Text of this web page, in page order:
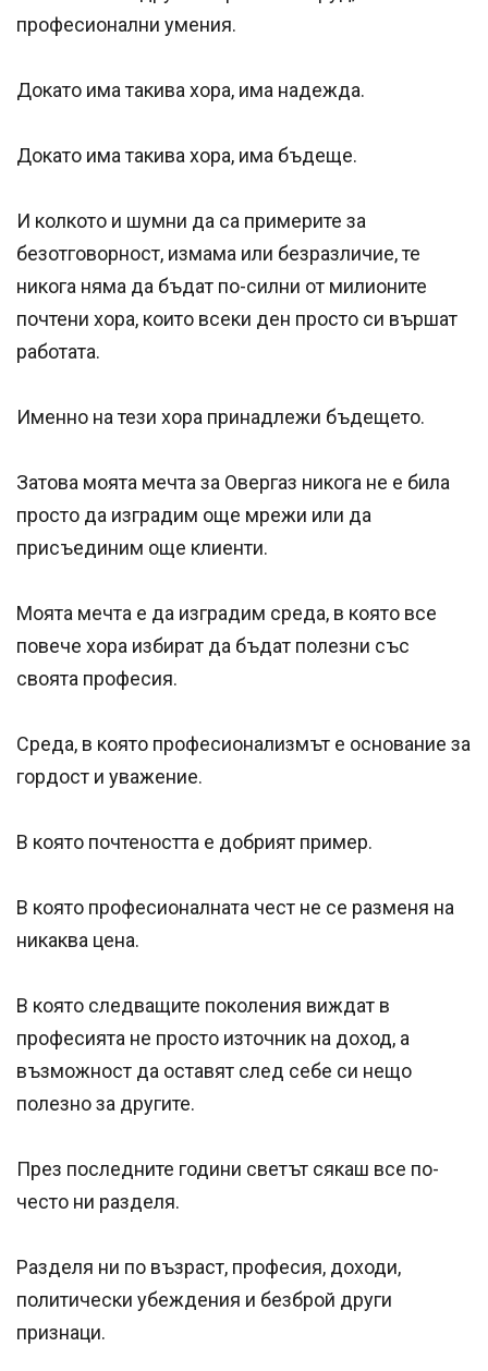
професионални умения.
Докато има такива хора, има надежда.
Докато има такива хора, има бъдеще.
И колкото и шумни да са примерите за
безотговорност, измама или безразличие, те
никога няма да бъдат по-силни от милионите
почтени хора, които всеки ден просто си вършат
работата.
Именно на тези хора принадлежи бъдещето.
Затова моята мечта за Овергаз никога не е била
просто да изградим още мрежи или да
присъединим още клиенти.
Моята мечта е да изградим среда, в която все
повече хора избират да бъдат полезни със
своята професия.
Среда, в която професионализмът е основание за
гордост и уважение.
В която почтеността е добрият пример.
В която професионалната чест не се разменя на
никаква цена.
В която следващите поколения виждат в
професията не просто източник на доход, а
възможност да оставят след себе си нещо
полезно за другите.
През последните години светът сякаш все по-
често ни разделя.
Разделя ни по възраст, професия, доходи,
политически убеждения и безброй други
признаци.